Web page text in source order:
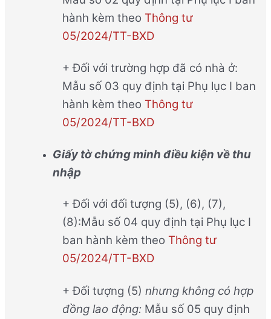
hành kèm theo Thông tư
05/2024/TT-BXD
+ Đối với trường hợp đã có nhà ở:
Mẫu số 03 quy định tại Phụ lục I ban
hành kèm theo Thông tư
05/2024/TT-BXD
Giấy tờ chứng minh điều kiện về thu
nhập
+ Đối với đối tượng (5), (6), (7),
(8):Mẫu số 04 quy định tại Phụ lục I
ban hành kèm theo Thông tư
05/2024/TT-BXD
+ Đối tượng (5) nhưng không có hợp
đồng lao động:Mẫu số 05 quy định